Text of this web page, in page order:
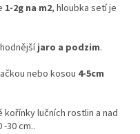
1-2g na m2, hloubka setí je
jaro a podzim.
nebo kosou 4-5cm
lučních rostlin a nad
30 cm..